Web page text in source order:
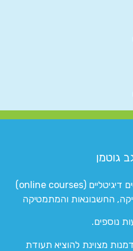
גוטמן
המרכז המוביל והמקצועי לקורסים דיגיטליים (online courses)
החשבונאות והמתמטיקה
נוספים.
מצוינת להוציא תעודת